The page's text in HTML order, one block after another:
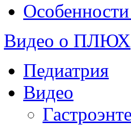
Видео о ПЛЮХ
Педиатрия
Видео